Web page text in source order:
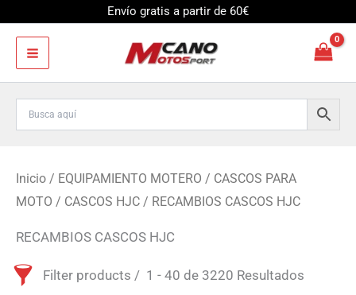
contenido
Envío gratis a partir de 60€
Inicio / EQUIPAMIENTO MOTERO / CASCOS PARA
MOTO / CASCOS HJC / RECAMBIOS CASCOS HJC
RECAMBIOS CASCOS HJC
Filter products 1 - 40 de 3220 Resultados